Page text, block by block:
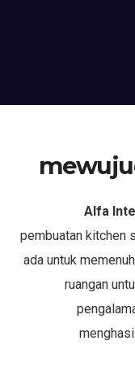
Alfa
pembuatan kitchen
ada untuk
ruangan